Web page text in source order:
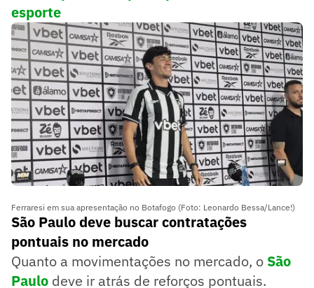
esporte
Ferraresi em sua apresentação no Botafogo (Foto: Leonardo Bessa/Lance!)
São Paulo deve buscar contratações
pontuais no mercado
Quanto a movimentações no mercado, o São
Paulo deve ir atrás de reforços pontuais.